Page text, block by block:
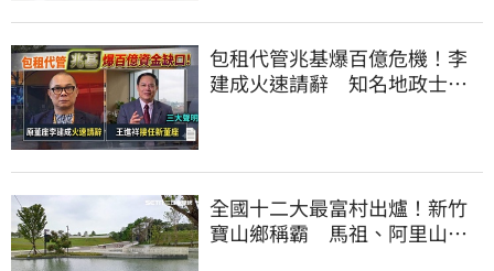
包租代管兆基爆百億危機！李
建成火速請辭 知名地政士接
全國十二大最富村出爐！新竹
寶山鄉稱霸 馬祖、阿里山也